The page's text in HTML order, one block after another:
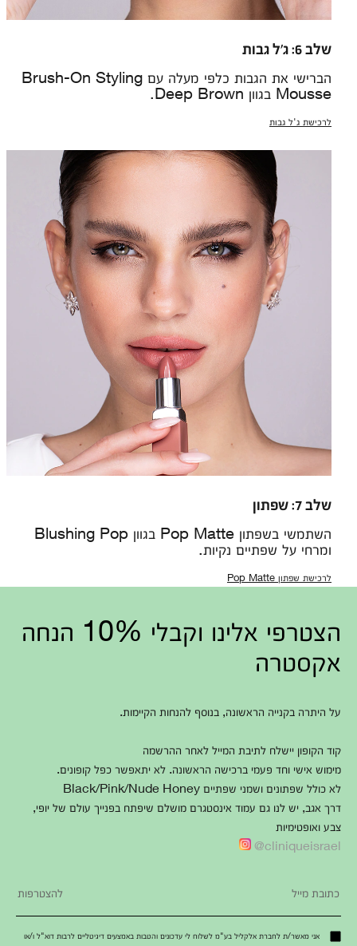
שלב 6: ג'ל גבות
הברישי את הגבות כלפי מעלה עם Brush-On Styling
Mousse בגוון Deep Brown.
לרכישת ג'ל גבות
שלב 7: שפתון
השתמשי בשפתון Pop Matte בגוון Blushing Pop
ומרחי על שפתיים נקיות.
לרכישת שפתון Pop Matte
הצטרפי אלינו וקבלי 10% הנחה
אקסטרה
על היתרה בקנייה הראשונה, בנוסף להנחות הקיימות.
קוד הקופון יישלח לתיבת המייל לאחר ההרשמה
מימוש אישי וחד פעמי ברכישה הראשונה. לא יתאפשר כפל קופונים.
לא כולל שפתונים ושמני שפתיים Black/Pink/Nude Honey
דרך אגב, יש לנו גם עמוד אינסטגרם מושלם שיפתח בפנייך עולם של יופי,
צבע ואופטימיות
cliniqueisrael@
אני מאשר/ת לחברת אלקליל בע"מ לשלוח לי עדכונים והטבות באמצעים דיגיטליים לרבות דוא"ל ו/או